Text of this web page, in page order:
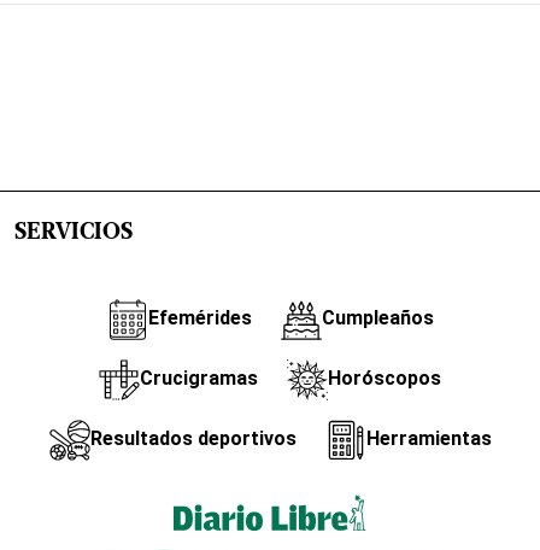
SERVICIOS
Efemérides Cumpleaños
Crucigramas Horóscopos
Resultados deportivos Herramientas